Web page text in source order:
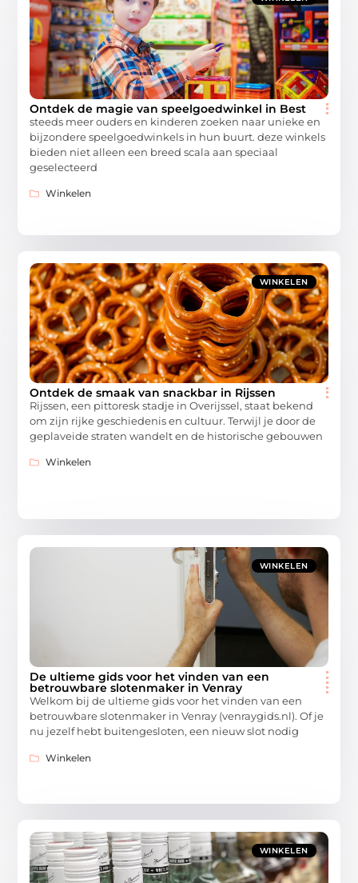
Ontdek de magie van speelgoedwinkel in Best
steeds meer ouders en kinderen zoeken naar unieke en
bijzondere speelgoedwinkels in hun buurt. deze winkels
bieden niet alleen een breed scala aan speciaal
geselecteerd
Winkelen
WINKELEN
Ontdek de smaak van snackbar in Rijssen
Rijssen, een pittoresk stadje in Overijssel, staat bekend
om zijn rijke geschiedenis en cultuur. Terwijl je door de
geplaveide straten wandelt en de historische gebouwen
Winkelen
WINKELEN
De ultieme gids voor het vinden van een
betrouwbare slotenmaker in Venray
Welkom bij de ultieme gids voor het vinden van een
betrouwbare slotenmaker in Venray (venraygids.nl). Of je
nu jezelf hebt buitengesloten, een nieuw slot nodig
Winkelen
WINKELEN